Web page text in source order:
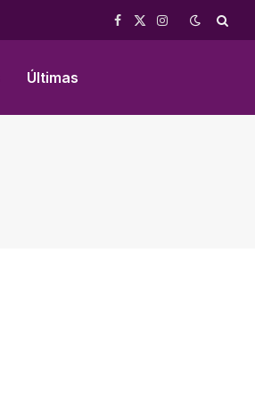
Facebook
X
Instagram
Últimas